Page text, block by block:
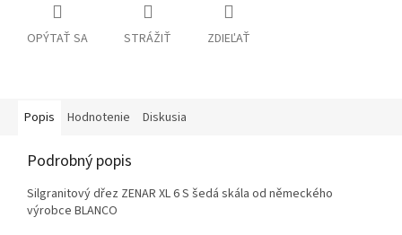
OPÝTAŤ SA STRÁŽIŤ ZDIEĽAŤ
Popis Hodnotenie Diskusia
Podrobný popis
Silgranitový dřez ZENAR XL 6 S šedá skála od německého
výrobce BLANCO